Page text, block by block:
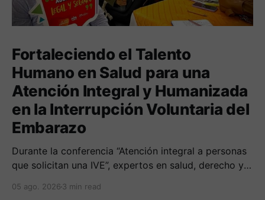
Fortaleciendo el Talento
Humano en Salud para una
Atención Integral y Humanizada
en la Interrupción Voluntaria del
Embarazo
Durante la conferencia “Atención integral a personas
que solicitan una IVE”, expertos en salud, derecho y
sobre cómo abordar esta temática desde una
05 ago. 2026 3 min read